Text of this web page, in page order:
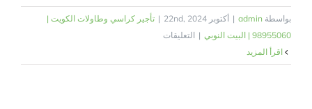
بواسطة admin
| أكتوبر 22nd, 2024 | تأجير كراسي وطاولات الكويت |
98955060 | البيت النوبي
| التعليقات
وطاولات